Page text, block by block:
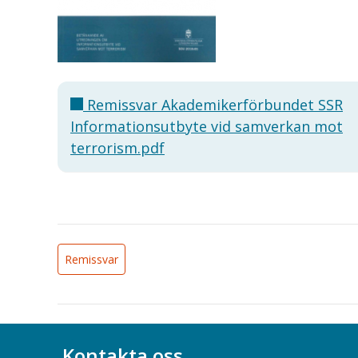
Remissvar Akademikerförbundet SSR
Informationsutbyte vid samverkan mot
terrorism.pdf
Remissvar